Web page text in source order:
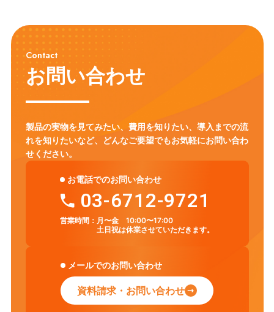
英語教育 ICT環境 情報リテラシー
モジュール学習 タブレット
アクティブ・ラーニング ICT セキュリティ対策
Contact
お問い合わせ
製品の実物を見てみたい、費用を知りたい、導入までの流
れを知りたいなど、
どんなご要望でもお気軽にお問い合わ
せください。
お電話でのお問い合わせ
03-6712-9721
営業時間： 月〜金 10:00〜17:00
土日祝は休業させていただきます。
メールでのお問い合わせ
資料請求・お問い合わせ